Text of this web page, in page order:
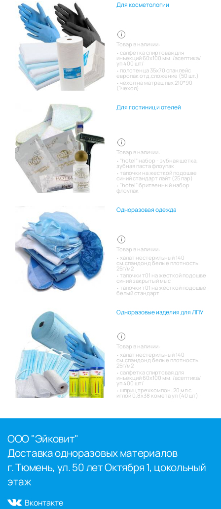
Для косметологии
Товар в наличии:
салфетка спиртовая для
инъекций 60х100 мм. /асептика/
уп 400 шт/
полотенца 35х70 спанлейс
европак отд.сложение (50 шт.)
чехол на матрац пвх 210*90
(1чехол)
Для гостиниц и отелей
Товар в наличии:
"hotel" набор - зубная щетка,
зубная паста флоупак
тапочки на жесткой подошве
синий стандарт лайт (25 пар)
"hotel" бритвенный набор
флоупак
Одноразовая одежда
Товар в наличии:
халат нестерильный 140
см,спандонд белые плотность
25г/м2
тапочки т01 на жесткой подошве
синий закрытый мыс
тапочки т01 на жесткой подошве
белый стандарт
Одноразовые изделия для ЛПУ
Товар в наличии:
халат нестерильный 140
см,спандонд белые плотность
25г/м2
салфетка спиртовая для
инъекций 60х100 мм. /асептика/
уп 400 шт/
шприц трехкомпон. 20 мл с
иглой 0,8х38 комета уп (40 шт)
ООО "Эйковит"
Доставка одноразовых материалов
г. Тюмень, ул. 50 лет Октября 1, цокольный
этаж
Вконтакте